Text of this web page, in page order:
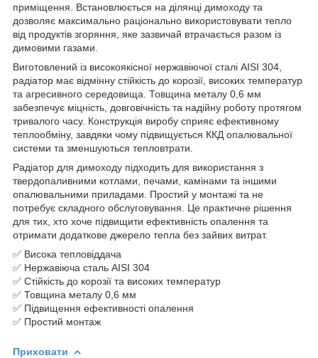
приміщення. Встановлюється на ділянці димоходу та
дозволяє максимально раціонально використовувати тепло
від продуктів згоряння, яке зазвичай втрачається разом із
димовими газами.
Виготовлений із високоякісної нержавіючої сталі AISI 304,
радіатор має відмінну стійкість до корозії, високих температур
та агресивного середовища. Товщина металу 0,6 мм
забезпечує міцність, довговічність та надійну роботу протягом
тривалого часу. Конструкція виробу сприяє ефективному
теплообміну, завдяки чому підвищується ККД опалювальної
системи та зменшуються тепловтрати.
Радіатор для димоходу підходить для використання з
твердопаливними котлами, печами, камінами та іншими
опалювальними приладами. Простий у монтажі та не
потребує складного обслуговування. Це практичне рішення
для тих, хто хоче підвищити ефективність опалення та
отримати додаткове джерело тепла без зайвих витрат.
✅ Висока тепловіддача
✅ Нержавіюча сталь AISI 304
✅ Стійкість до корозії та високих температур
✅ Товщина металу 0,6 мм
✅ Підвищення ефективності опалення
✅ Простий монтаж
Приховати